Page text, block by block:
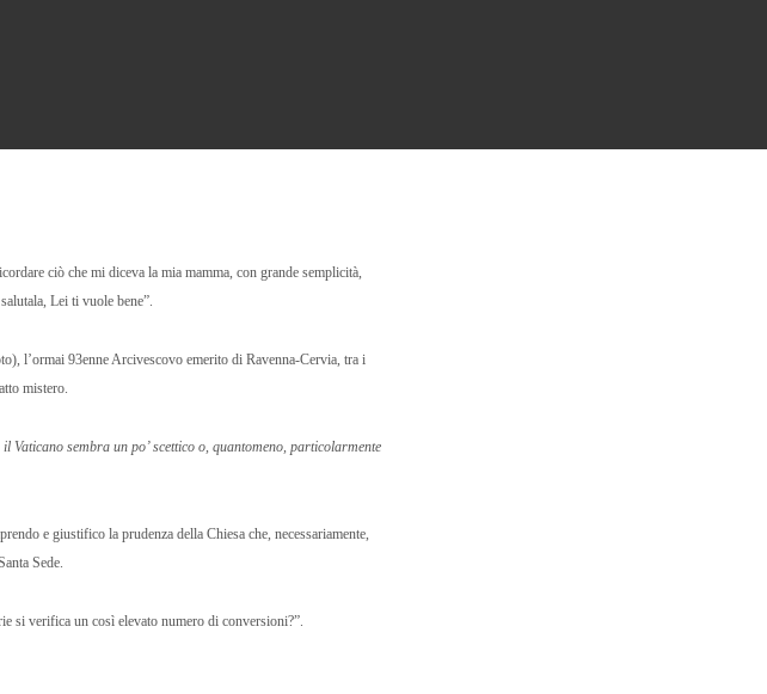
ciò che mi diceva la mia mamma, con grande semplicità,
Lei ti vuole bene”.
l’ormai 93enne Arcivescovo emerito di Ravenna-Cervia, tra i
mistero.
sembra un po’ scettico o, quantomeno, particolarmente
e giustifico la prudenza della Chiesa che, necessariamente,
Sede.
si verifica un così elevato numero di conversioni?”.